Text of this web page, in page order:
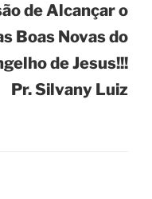
de Alcançar o
Boas Novas do
de Jesus!!!
Pr. Silvany Luiz